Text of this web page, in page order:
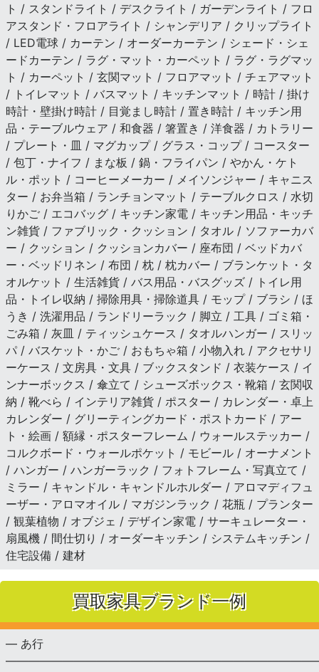
ト / スタンドライト / デスクライト / ガーデンライト / フロ
アスタンド・フロアライト / シャンデリア / クリップライト
/ LED電球 / カーテン / オーダーカーテン / シェード・シェ
ードカーテン / ラグ・マット・カーペット / ラグ・ラグマッ
ト / カーペット / 玄関マット / フロアマット / チェアマット
/ トイレマット / バスマット / キッチンマット / 時計 / 掛け
時計・壁掛け時計 / 目覚まし時計 / 置き時計 / キッチン用
品・テーブルウェア / 和食器 / 箸置き / 洋食器 / カトラリー
/ プレート・皿 / マグカップ / グラス・コップ / コースター
/ 包丁・ナイフ / まな板 / 鍋・フライパン / やかん・ケト
ル・ポット / コーヒーメーカー / メイソンジャー / キャニス
ター / お弁当箱 / ランチョンマット / テーブルクロス / 水切
りかご / エコバッグ / キッチン家電 / キッチン用品・キッチ
ン雑貨 / ファブリック・クッション / タオル / ソファーカバ
ー / クッション / クッションカバー / 座布団 / ベッドカバ
ー・ベッドリネン / 布団 / 枕 / 枕カバー / ブランケット・タ
オルケット / 生活雑貨 / バス用品・バスグッズ / トイレ用
品・トイレ収納 / 掃除用具・掃除道具 / モップ / ブラシ / ほ
うき / 洗濯用品 / ランドリーラック / 脚立 / 工具 / ゴミ箱・
ごみ箱 / 灰皿 / ティッシュケース / タオルハンガー / スリッ
パ / バスケット・かご / おもちゃ箱 / 小物入れ / アクセサリ
ーケース / 文房具・文具 / ブックスタンド / 衣装ケース / イ
ンナーボックス / 傘立て / シューズボックス・靴箱 / 玄関収
納 / 靴べら / インテリア雑貨 / ポスター / カレンダー・卓上
カレンダー / グリーティングカード・ポストカード / アー
ト・絵画 / 額縁・ポスターフレーム / ウォールステッカー /
コルクボード・ウォールポケット / モビール / オーナメント
/ ハンガー / ハンガーラック / フォトフレーム・写真立て /
ミラー / キャンドル・キャンドルホルダー / アロマディフュ
ーザー・アロマオイル / マガジンラック / 花瓶 / プランター
/ 観葉植物 / オブジェ / デザイン家電 / サーキュレーター・
扇風機 / 間仕切り / オーダーキッチン / システムキッチン /
住宅設備 / 建材
買取家具ブランド一例
— あ行